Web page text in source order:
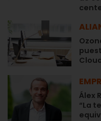
Álex
“La